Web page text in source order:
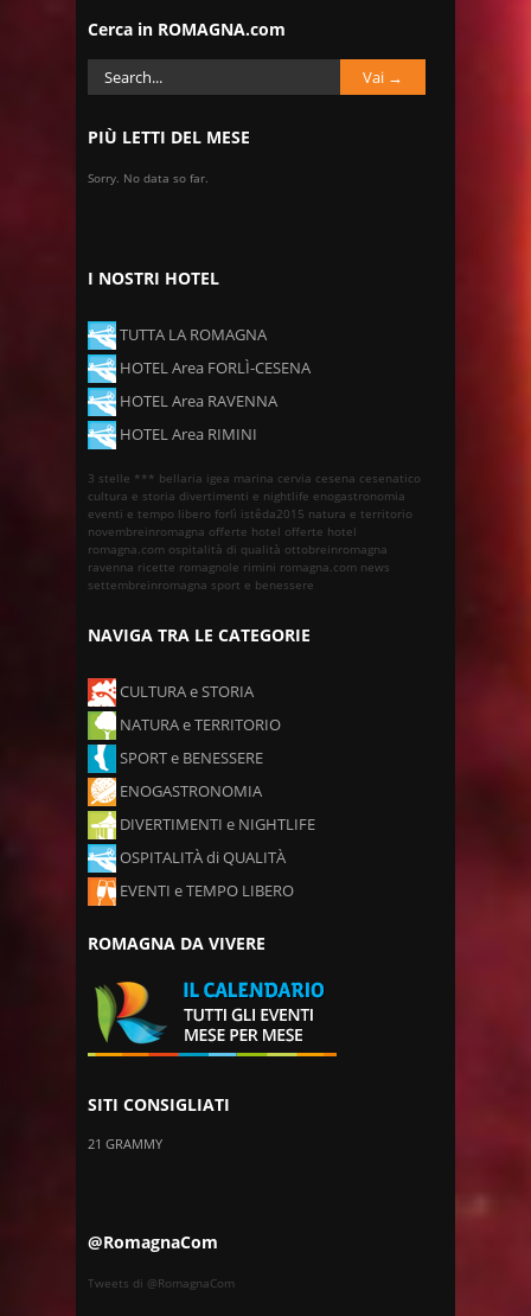
Cerca in ROMAGNA.com
PIÙ LETTI DEL MESE
Sorry. No data so far.
I NOSTRI HOTEL
TUTTA LA ROMAGNA
HOTEL Area FORLÌ-CESENA
HOTEL Area RAVENNA
HOTEL Area RIMINI
3 stelle *** bellaria igea marina cervia cesena cesenatico
cultura e storia divertimenti e nightlife enogastronomia
eventi e tempo libero forlì istêda2015 natura e territorio
novembreinromagna offerte hotel offerte hotel
romagna.com ospitalità di qualità ottobreinromagna
ravenna ricette romagnole rimini romagna.com news
settembreinromagna sport e benessere
NAVIGA TRA LE CATEGORIE
CULTURA e STORIA
NATURA e TERRITORIO
SPORT e BENESSERE
ENOGASTRONOMIA
DIVERTIMENTI e NIGHTLIFE
OSPITALITÀ di QUALITÀ
EVENTI e TEMPO LIBERO
ROMAGNA DA VIVERE
SITI CONSIGLIATI
21 GRAMMY
@RomagnaCom
Tweets di @RomagnaCom